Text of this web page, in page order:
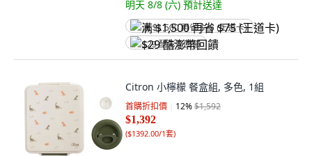
明天 8/8 (六) 預計送達
满 $1,500 再省 $75 (王道卡)
$29 酷澎幣回饋
Citron 小檸檬 餐盒組, 多色, 1組
首購折扣價 12%$1,592
$1,392
($1392.00/1套)